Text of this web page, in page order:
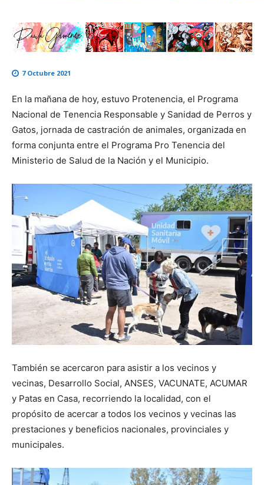
7 Octubre 2021
En la mañana de hoy, estuvo Protenencia, el Programa
Nacional de Tenencia Responsable y Sanidad de Perros y
Gatos, jornada de castración de animales, organizada en
forma conjunta entre el Programa Pro Tenencia del
Ministerio de Salud de la Nación y el Municipio.
También se acercaron para asistir a los vecinos y
vecinas, Desarrollo Social, ANSES, VACUNATE, ACUMAR
y Patas en Casa, recorriendo la localidad, con el
propósito de acercar a todos los vecinos y vecinas las
prestaciones y beneficios nacionales, provinciales y
municipales.